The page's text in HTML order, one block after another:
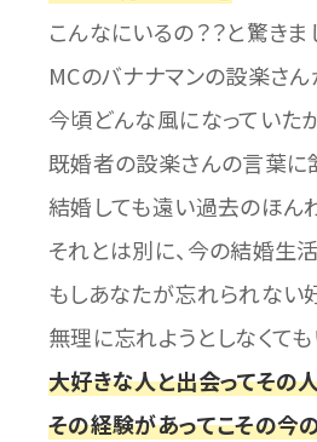
こんなにいるの？？と驚きま
MCのバナナマンの設楽さ
今頃どんな風になっていた
既婚者の設楽さんの言葉に
結婚しても遠い過去のほん
それとは別に、今の結婚生
もしあなたが忘れられない
無理に忘れようとしなくて
大好きな人と出会ってその
その経験があってこその今